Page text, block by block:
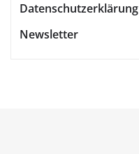
Datenschutzerklärung
Newsletter